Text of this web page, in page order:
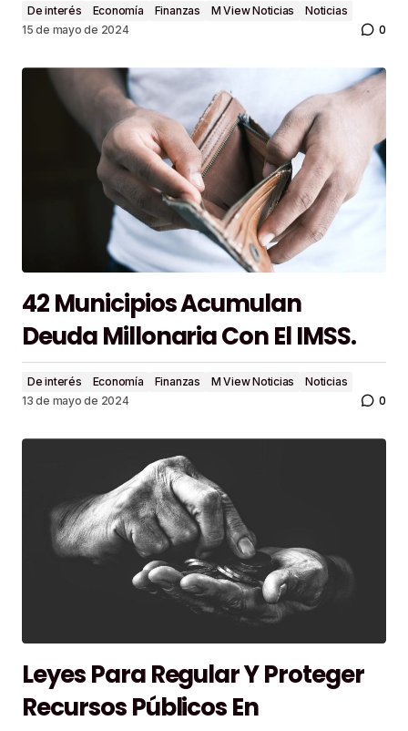
De interés Economía Finanzas M View Noticias
Noticias
15 de mayo de 2024
0
42 Municipios Acumulan
Deuda Millonaria Con El IMSS.
De interés Economía Finanzas M View Noticias
Noticias
13 de mayo de 2024
0
Leyes Para Regular Y Proteger
Recursos Públicos En